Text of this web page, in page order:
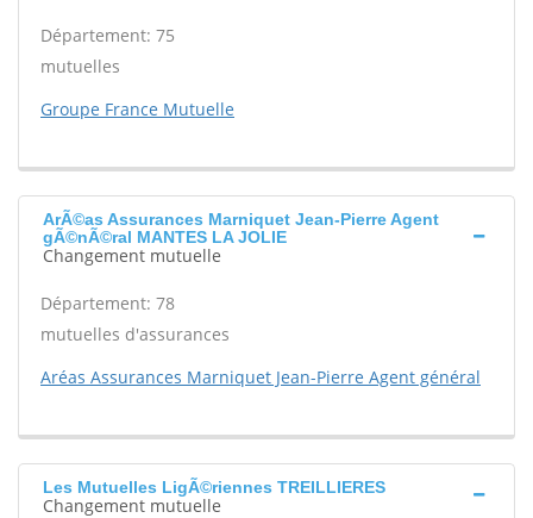
Département: 75
mutuelles
Groupe France Mutuelle
ArÃ©as Assurances Marniquet Jean-Pierre Agent
gÃ©nÃ©ral MANTES LA JOLIE
Changement mutuelle
Département: 78
mutuelles d'assurances
Aréas Assurances Marniquet Jean-Pierre Agent général
Les Mutuelles LigÃ©riennes TREILLIERES
Changement mutuelle